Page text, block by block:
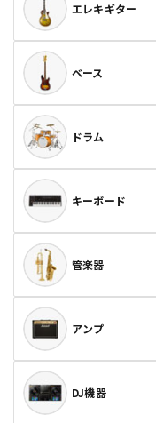
エレキギター
ベース
ドラム
キーボード
管楽器
アンプ
DJ機器